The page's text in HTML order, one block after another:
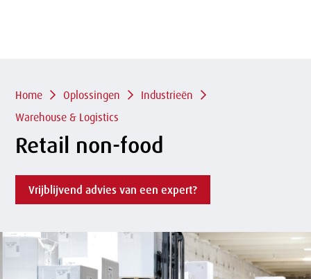
gaan
Kruimelpad
Home Oplossingen
Industrieën
Warehouse & Logistics
Retail non-food
Vrijblijvend advies van een expert?
t